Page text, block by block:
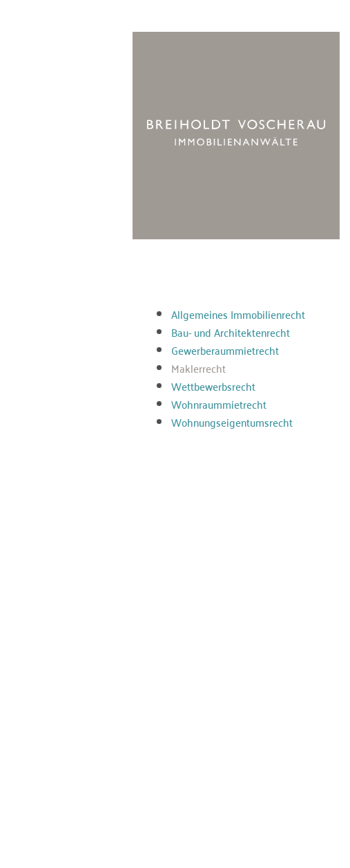
Allgemeines Immobilienrecht
Bau- und Architektenrecht
Gewerberaummietrecht
Maklerrecht
Wettbewerbsrecht
Wohnraummietrecht
Wohnungseigentumsrecht